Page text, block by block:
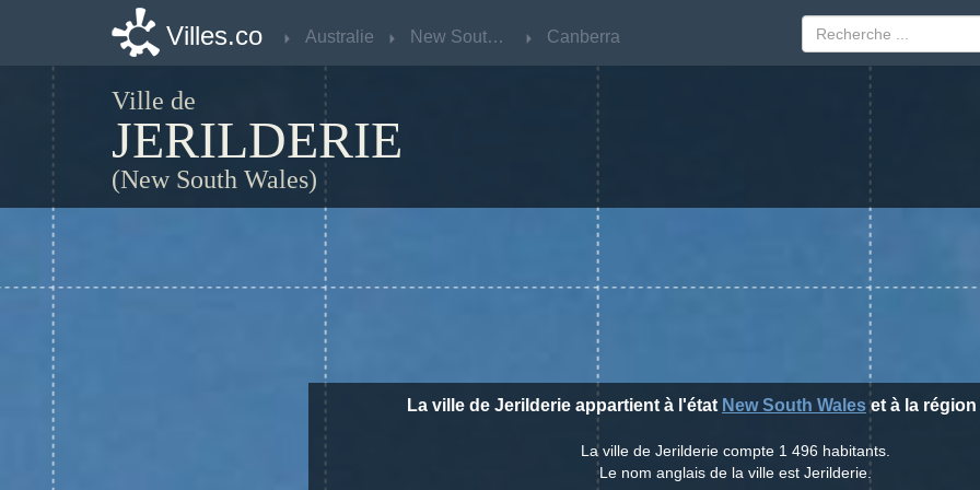
Villes.co Australie New South Wales Canberra
Ville de
JERILDERIE
(New South Wales)
La ville de Jerilderie appartient à l'état New South Waleset à la région
La ville de Jerilderie compte 1 496 habitants.
Le nom anglais de la ville est Jerilderie.
Villes.co Australie New South Wales Canberra